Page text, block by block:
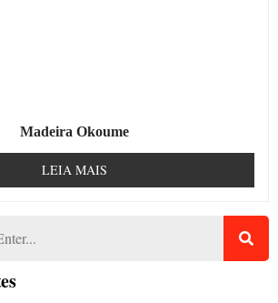
Madeira Okoume
LEIA MAIS